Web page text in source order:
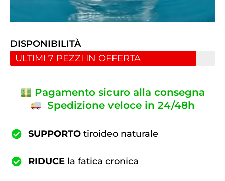
DISPONIBILITÀ
ULTIMI 7 PEZZI IN OFFERTA
Pagamento sicuro alla consegna
Spedizione veloce in 24/48h
SUPPORTO tiroideo naturale
RIDUCE la fatica cronica